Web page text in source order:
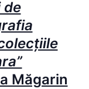
de
Măgarin